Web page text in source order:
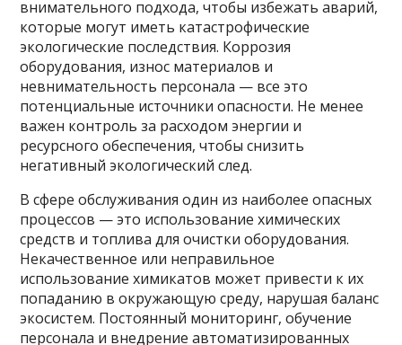
внимательного подхода, чтобы избежать аварий,
которые могут иметь катастрофические
экологические последствия. Коррозия
оборудования, износ материалов и
невнимательность персонала — все это
потенциальные источники опасности. Не менее
важен контроль за расходом энергии и
ресурсного обеспечения, чтобы снизить
негативный экологический след.
В сфере обслуживания один из наиболее опасных
процессов — это использование химических
средств и топлива для очистки оборудования.
Некачественное или неправильное
использование химикатов может привести к их
попаданию в окружающую среду, нарушая баланс
экосистем. Постоянный мониторинг, обучение
персонала и внедрение автоматизированных